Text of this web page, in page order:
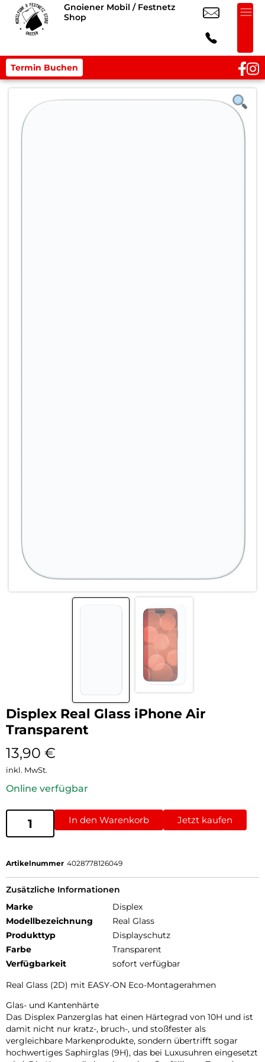
Gnoiener Mobil / Festnetz
Shop
Termin Buchen
Displex Real Glass iPhone Air
Transparent
13,90 €
inkl. MwSt.
Online verfügbar
In den Warenkorb Jetzt kaufen
Artikelnummer 4028778126049
Zusätzliche Informationen
Marke
Displex
Modellbezeichnung
Real Glass
Produkttyp
Displayschutz
Farbe
Transparent
Verfügbarkeit
sofort verfügbar
Real Glass (2D) mit EASY-ON Eco-Montagerahmen
Glas- und Kantenhärte
Das Displex Panzerglas hat einen Härtegrad von 10H und ist
damit nicht nur kratz-, bruch-, und stoßfester als
vergleichbare Markenprodukte, sondern übertrifft sogar
hochwertiges Saphirglas (9H), das bei Luxusuhren eingesetzt